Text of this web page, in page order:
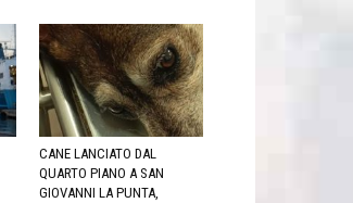
CANE LANCIATO DAL
QUARTO PIANO A SAN
GIOVANNI LA PUNTA,